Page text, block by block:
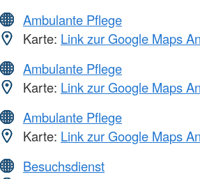
Ambulante Pflege
Karte: Link zur Google Maps
Ambulante Pflege
Karte: Link zur Google Maps
Ambulante Pflege
Karte: Link zur Google Maps
Besuchsdienst